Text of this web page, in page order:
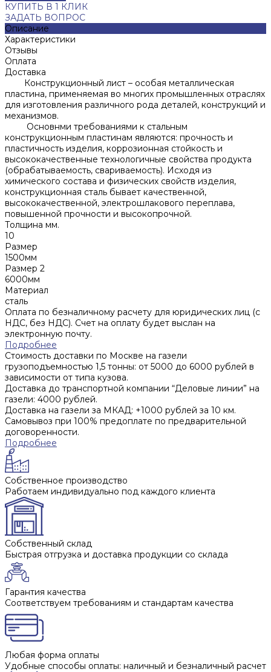
КУПИТЬ В 1 КЛИК
ЗАДАТЬ ВОПРОС
Описание
Характеристики
Отзывы
Оплата
Доставка
Конструкционный лист – особая металлическая
пластина, применяемая во многих промышленных отраслях
для изготовления различного рода деталей, конструкций и
механизмов.
Основнми требованиями к стальным
конструкционным пластинам являются: прочность и
пластичность изделия, коррозионная стойкость и
высококачественные технологичные свойства продукта
(обрабатываемость, свариваемость). Исходя из
химического состава и физических свойств изделия,
конструкционная сталь бывает качественной,
высококачественной, электрошлакового переплава,
повышенной прочности и высокопрочной.
Толщина мм.
10
Размер
1500мм
Размер 2
6000мм
Материал
сталь
Оплата по безналичному расчету для юридических лиц (с
НДС, без НДС). Счет на оплату будет выслан на
электронную почту.
Подробнее
Стоимость доставки по Москве на газели
грузоподъемностью 1,5 тонны: от 5000 до 6000 рублей в
зависимости от типа кузова.
Доставка до транспортной компании “Деловые линии” на
газели: 4000 рублей.
Доставка на газели за МКАД: +1000 рублей за 10 км.
Самовывоз при 100% предоплате по предварительной
договоренности.
Подробнее
Собственное производство
Работаем индивидуально под каждого клиента
Собственный склад
Быстрая отгрузка и доставка продукции со склада
Гарантия качества
Соответствуем требованиям и стандартам качества
Любая форма оплаты
Удобные способы оплаты: наличный и безналичный расчет